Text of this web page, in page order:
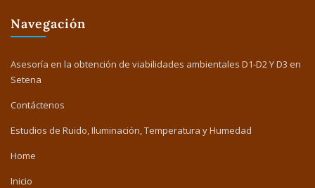
Navegación
Asesoría en la obtención de viabilidades ambientales D1-D2 Y D3 en
Setena
Contáctenos
Estudios de Ruido, Iluminación, Temperatura y Humedad
Home
Inicio